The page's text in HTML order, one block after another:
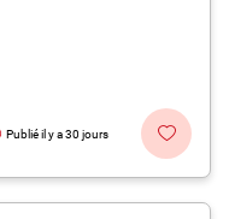
Publié il y a 30 jours